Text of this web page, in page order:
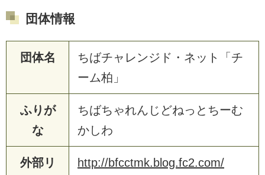
団体情報
団体名
ちばチャレンジド・ネット「チ
ーム柏」
ふりが
な
ちばちゃれんじどねっとちーむ
かしわ
外部リ
http://bfcctmk.blog.fc2.com/